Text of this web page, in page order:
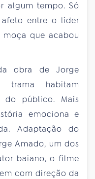
algum tempo. Só
afeto entre o líder
que acabou
obra de Jorge
habitam
do público. Mais
emociona e
Adaptação do
Amado, um dos
baiano, o filme
com direção da